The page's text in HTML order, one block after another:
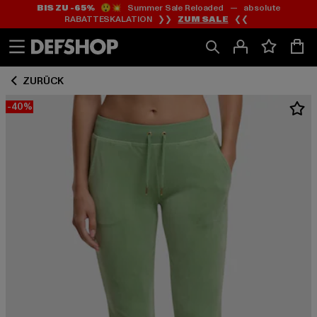
Zum
Inhalt
springen
Zum
Fußzeile
springen
BIS ZU -65%😲💥 Summer Sale Reloaded — absolute
RABATTESKALATION ❯❯ ZUM SALE ❮❮
ZURÜCK
-40%